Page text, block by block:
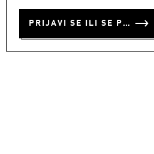
PRIJAVI SE ILI SE PRIDRUŽI SADA
€ 100.00